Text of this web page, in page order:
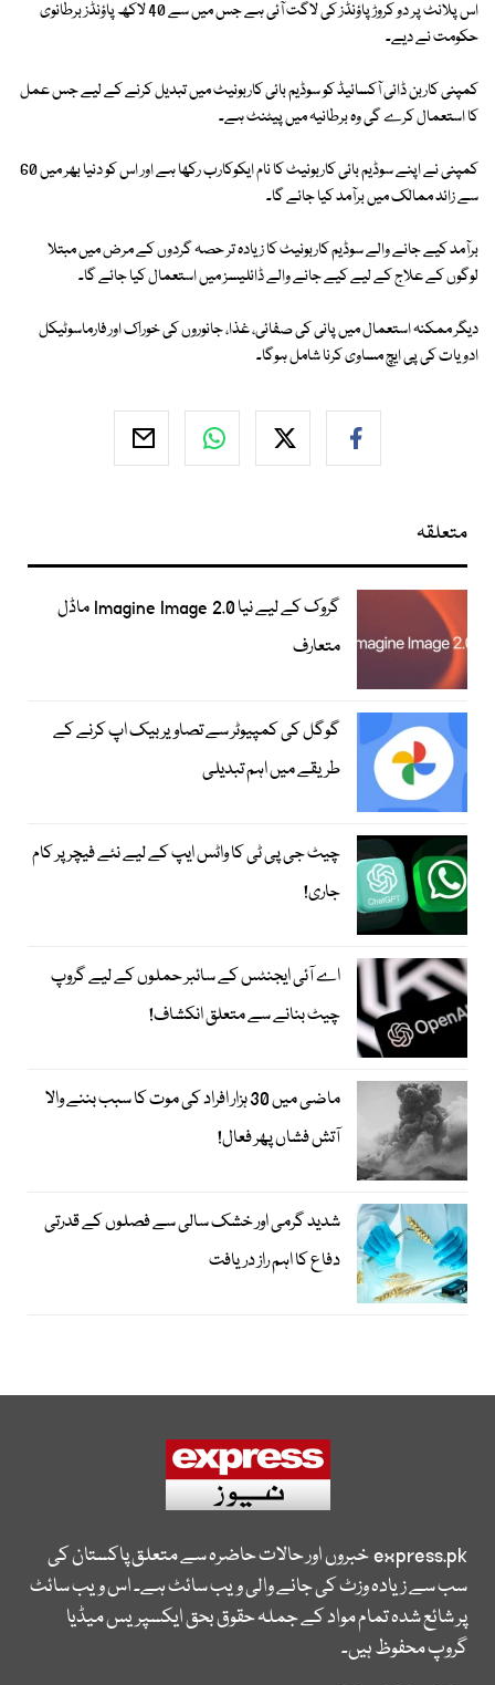
اس پلانٹ پر دو کروڑ پاؤنڈز کی لاگت آئی ہے جس میں سے 40 لاکھ پاؤنڈز برطانوی
حکومت نے دیے۔
کمپنی کاربن ڈائی آکسائیڈ کو سوڈیم بائی کاربونیٹ میں تبدیل کرنے کے لیے جس عمل
کا استعمال کرے گی وہ برطانیہ میں پیٹنٹ ہے۔
کمپنی نے اپنے سوڈیم بائی کاربونیٹ کا نام ایکوکارب رکھا ہے اور اس کو دنیا بھر میں 60
سے زائد ممالک میں برآمد کیا جائے گا۔
برآمد کیے جانے والے سوڈیم کاربونیٹ کا زیادہ تر حصہ گردوں کے مرض میں مبتلا
لوگوں کے علاج کے لیے کیے جانے والے ڈائلیسز میں استعمال کیا جائے گا۔
دیگر ممکنہ استعمال میں پانی کی صفائی، غذا، جانوروں کی خوراک اور فارماسوٹیکل
ادویات کی پی ایچ مساوی کرنا شامل ہوگا۔
متعلقہ
گروک کے لیے نیا Imagine Image 2.0 ماڈل
متعارف
گوگل کی کمپیوٹر سے تصاویر بیک اپ کرنے کے
طریقے میں اہم تبدیلی
چیٹ جی پی ٹی کا واٹس ایپ کے لیے نئے فیچر پر کام
جاری!
اے آئی ایجنٹس کے سائبر حملوں کے لیے گروپ
چیٹ بنانے سے متعلق انکشاف!
ماضی میں 30 ہزار افراد کی موت کا سبب بننے والا
آتش فشاں پھر فعال!
شدید گرمی اور خشک سالی سے فصلوں کے قدرتی
دفاع کا اہم راز دریافت
express.pkخبروں اور حالات حاضرہ سے متعلق پاکستان کی
سب سے زیادہ وزٹ کی جانے والی ویب سائٹ ہے۔ اس ویب سائٹ
پر شائع شدہ تمام مواد کے جملہ حقوق بحق ایکسپریس میڈیا
گروپ محفوظ ہیں۔